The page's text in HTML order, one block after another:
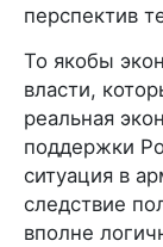
перспектив
То якобы
власти,
реальная
поддержки
ситуация в
следствие
вполне